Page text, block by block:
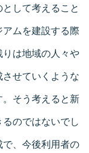
して考えること
ムを建設する際
は地域の人々や
せていくような
そう考えると新
のではないでし
で、今後利用者の